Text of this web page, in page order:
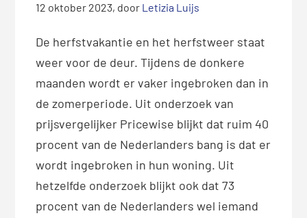
12 oktober 2023, door Letizia Luijs
De herfstvakantie en het herfstweer staat
weer voor de deur. Tijdens de donkere
maanden wordt er vaker ingebroken dan in
de zomerperiode. Uit onderzoek van
prijsvergelijker Pricewise blijkt dat ruim 40
procent van de Nederlanders bang is dat er
wordt ingebroken in hun woning. Uit
hetzelfde onderzoek blijkt ook dat 73
procent van de Nederlanders wel iemand